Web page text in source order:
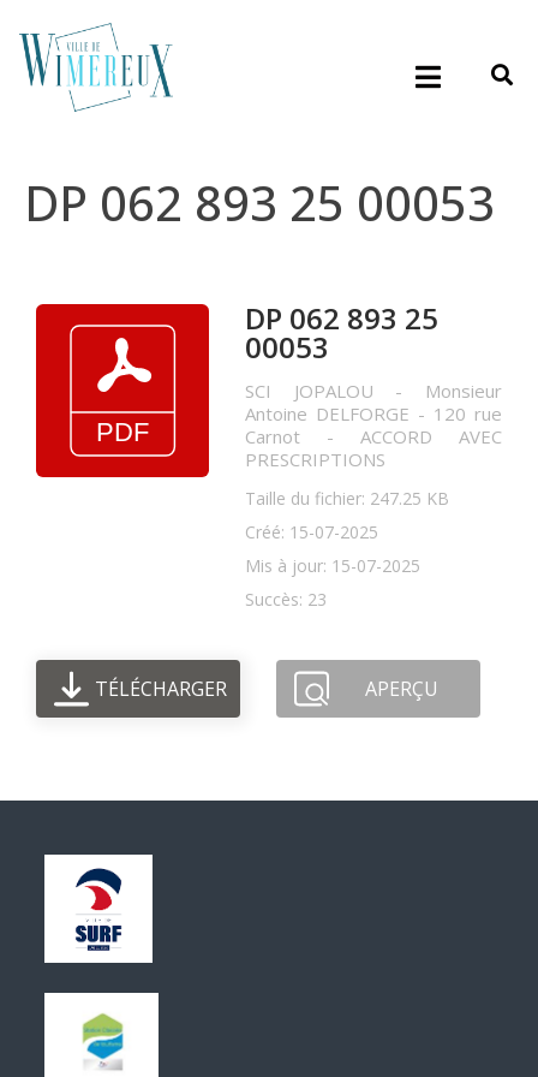
DP 062 893 25 00053
DP 062 893 25
00053
SCI JOPALOU - Monsieur
Antoine DELFORGE - 120 rue
Carnot - ACCORD AVEC
PRESCRIPTIONS
Taille du fichier: 247.25 KB
Créé: 15-07-2025
Mis à jour: 15-07-2025
Succès: 23
TÉLÉCHARGER APERÇU